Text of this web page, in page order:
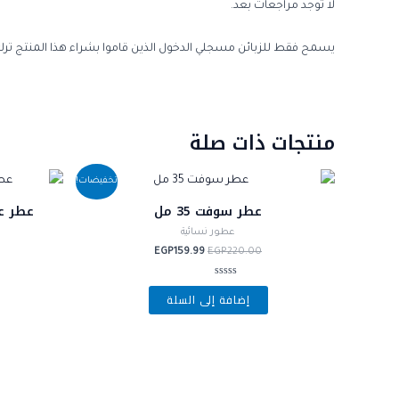
لا توجد مراجعات بعد.
يسمح فقط للزبائن مسجلي الدخول الذين قاموا بشراء هذا المنتج
منتجات ذات صلة
تخفيضات!
عطر سوفت 35 مل
عطور نسائية
EGP220.00
السعر
EGP220.00.
EGP159.99
تم
التقييم
0
من
إضافة إلى السلة
عطر